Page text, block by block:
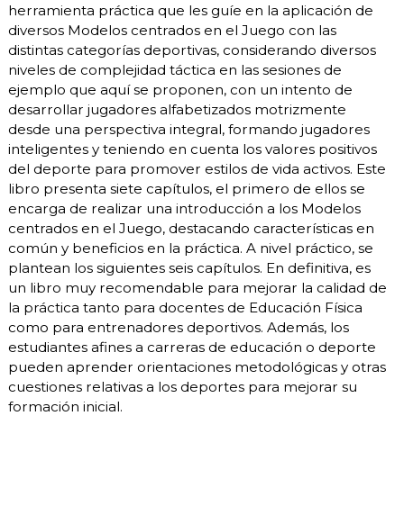
herramienta práctica que les guíe en la aplicación de
diversos Modelos centrados en el Juego con las
distintas categorías deportivas, considerando diversos
niveles de complejidad táctica en las sesiones de
ejemplo que aquí se proponen, con un intento de
desarrollar jugadores alfabetizados motrizmente
desde una perspectiva integral, formando jugadores
inteligentes y teniendo en cuenta los valores positivos
del deporte para promover estilos de vida activos. Este
libro presenta siete capítulos, el primero de ellos se
encarga de realizar una introducción a los Modelos
centrados en el Juego, destacando características en
común y beneficios en la práctica. A nivel práctico, se
plantean los siguientes seis capítulos. En definitiva, es
un libro muy recomendable para mejorar la calidad de
la práctica tanto para docentes de Educación Física
como para entrenadores deportivos. Además, los
estudiantes afines a carreras de educación o deporte
pueden aprender orientaciones metodológicas y otras
cuestiones relativas a los deportes para mejorar su
formación inicial.